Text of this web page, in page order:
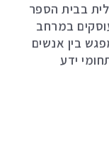
בבית הספר
במרחב
בין אנשים
ידע